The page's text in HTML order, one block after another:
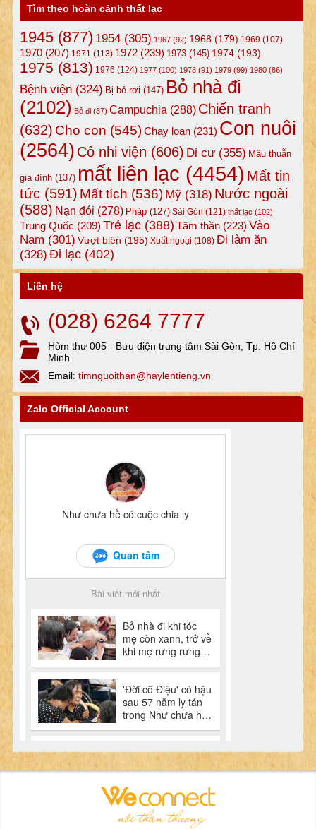
Tìm theo hoàn cảnh thất lạc
1945(877) 1954(305) 1967(92) 1968(179) 1969 (107)
1970(207) 1971 (113) 1972(239) 1973(145) 1974(193)
1975 (813) 1976 (124) 1977(100) 1978(91) 1979(99) 1980(86)
Bệnh viện(324) Bị bỏ rơi (147) Bỏ nhà đi
(2102) Bỏ đi(87) Campuchia (288) Chiến tranh
(632) Cho con (545)Chạy loạn(231) Con nuôi
(2564) Cô nhi viện (606) Di cư(355) Mâu thuẫn
gia đình(137) mất liên lạc (4454) Mất tin
tức(591) Mất tích (536) Mỹ(318) Nước ngoài
(588) Nạn đói (278) Pháp(127) Sài Gòn (121) thất lạc (102)
Trung Quốc (209) Trẻ lạc(388) Tâm thần(223) Vào
Nam (301) Vượt biên (195) Xuất ngoại (108) Đi làm ăn
(328) Đi lạc(402)
Liên hệ
(028) 6264 7777
Hòm thư 005 - Bưu điện trung tâm Sài Gòn, Tp. Hồ Chí
Minh
Email: timnguoithan@haylentieng.vn
Zalo Official Account